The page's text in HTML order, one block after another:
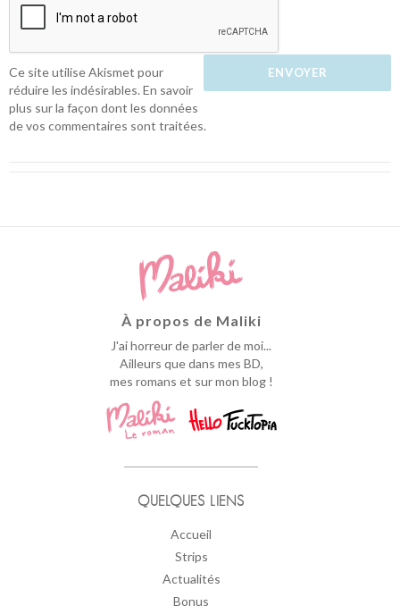
Ce site utilise Akismet pour
réduire les indésirables.En savoir
plus sur la façon dont les données
de vos commentaires sont traitées.
À propos de Maliki
J'ai horreur de parler de moi...
Ailleurs que dans mes BD,
mes romans et sur mon blog !
QUELQUES LIENS
Accueil
Strips
Actualités
Bonus